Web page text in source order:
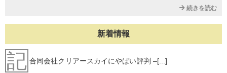
続きを読む
新着情報
記 合同会社クリアースカイにやばい評判 –[...]